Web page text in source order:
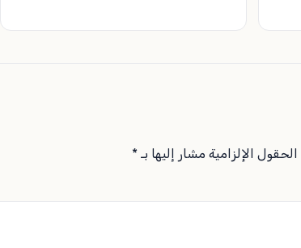
الحقول الإلزامية مشار إليها بـ*